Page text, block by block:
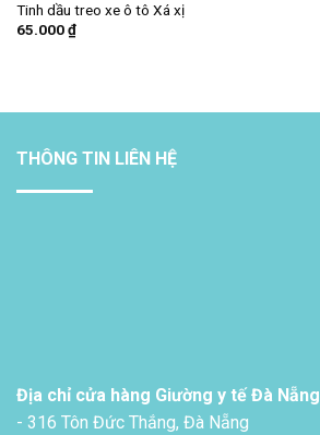
Tinh dầu treo xe ô tô Xá xị
65.000₫
THÔNG TIN LIÊN HỆ
Địa chỉ cửa hàng Giường y tế Đà Nẵng
- 316 Tôn Đức Thắng, Đà Nẵng